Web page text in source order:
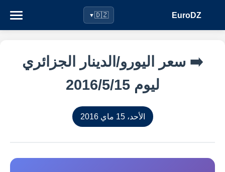
EuroDZ
🇩🇿
▼
➡️ سعر اليورو/الدينار الجزائري
ليوم 15‏/5‏/2016
الأحد، 15 ماي 2016